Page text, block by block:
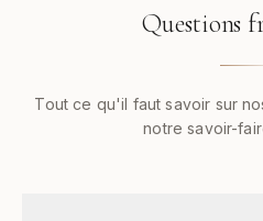
Questions
Tout ce qu'il faut savoir sur
notre savoir-